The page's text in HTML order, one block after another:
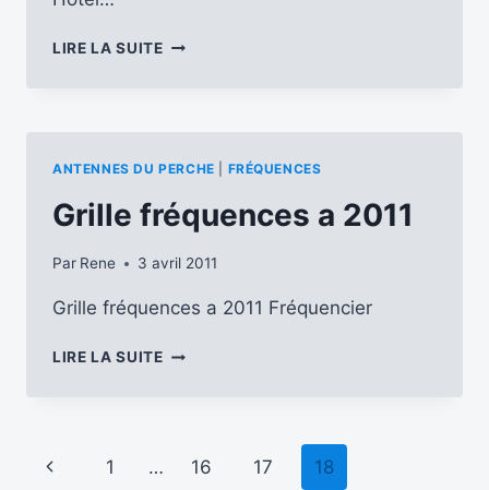
LIRE LA SUITEQSLS
ANTENNES DU PERCHE FRÉQUENCES
Grille fréquences a 2011
Par Rene 3 avril 2011
Grille fréquences a 2011 Fréquencier
LIRE LA SUITEGRILLE
Navigation
Page
1 … 16 17 18